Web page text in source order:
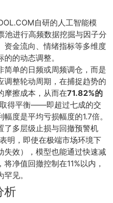
自研的人工智能模
池进行高频数据挖掘与因子分
资金流向、情绪指标等多维度
的动态调整。
简单的日频或周频调仓，而是
调整轮动周期，在捕捉趋势的
摩擦成本，从而在71.82%的
得平衡——即超过七成的交
度是平均亏损幅度的1.7倍。
了多层级止损与回撤预警机
明，即使在极端市场环境下
失效），模型也能通过快速减
净值回撤控制在11%以内，
见。
析